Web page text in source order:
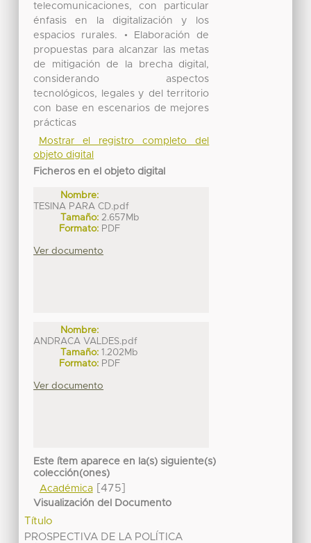
telecomunicaciones, con particular
énfasis en la digitalización y los
espacios rurales. • Elaboración de
propuestas para alcanzar las metas
de mitigación de la brecha digital,
considerando aspectos
tecnológicos, legales y del territorio
con base en escenarios de mejores
prácticas
Mostrar el registro completo del
objeto digital
Ficheros en el objeto digital
Nombre:
TESINA PARA CD.pdf
Tamaño: 2.657Mb
Formato: PDF
Ver documento
Nombre:
ANDRACA VALDES.pdf
Tamaño: 1.202Mb
Formato: PDF
Ver documento
Este ítem aparece en la(s) siguiente(s)
colección(ones)
Académica[475]
Visualización del Documento
Título
PROSPECTIVA DE LA POLÍTICA